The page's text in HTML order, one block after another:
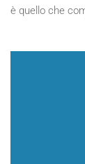
è quello che